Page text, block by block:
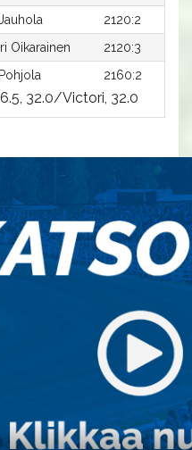
2120:2
Oikarainen 2120:3
2160:2
32.0/Victori, 32.0